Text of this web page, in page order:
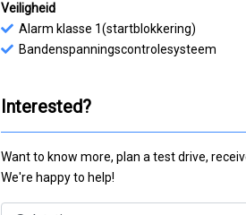
Veiligheid
Alarm klasse 1(startblokkering)
Bandenspanningscontrolesysteem
Interested?
Want to know more, plan a test drive,
We're happy to help!